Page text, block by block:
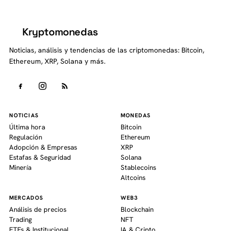
Kryptomonedas
Noticias, análisis y tendencias de las criptomonedas: Bitcoin,
Ethereum, XRP, Solana y más.
NOTICIAS
Última hora
Regulación
Adopción & Empresas
Estafas & Seguridad
Minería
MONEDAS
Bitcoin
Ethereum
XRP
Solana
Stablecoins
Altcoins
MERCADOS
Análisis de precios
Trading
WEB3
Blockchain
NFT